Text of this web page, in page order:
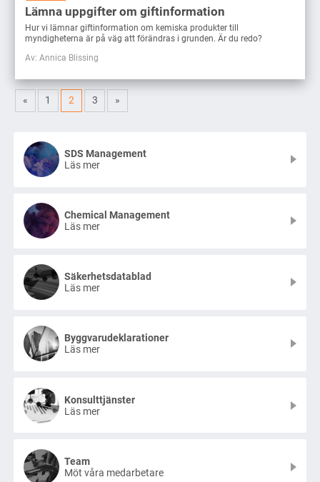
Lämna uppgifter om giftinformation
Hur vi lämnar giftinformation om kemiska produkter till
myndigheterna är på väg att förändras i grunden. Är du redo?
Av: Annica Blissing
« 1 2 3 »
SDS Management
Läs mer
Chemical Management
Läs mer
Säkerhetsdatablad
Läs mer
Byggvarudeklarationer
Läs mer
Konsulttjänster
Läs mer
Team
Möt våra medarbetare